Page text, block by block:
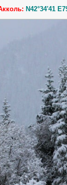
N42°34'41